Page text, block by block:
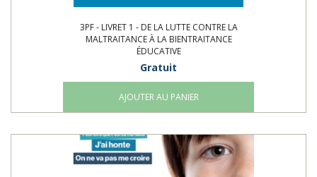
3PF - LIVRET 1 - DE LA LUTTE CONTRE LA
MALTRAITANCE À LA BIENTRAITANCE
ÉDUCATIVE
Gratuit
AJOUTER AU PANIER